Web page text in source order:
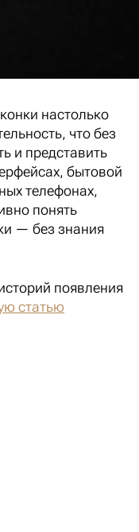
настолько
что без
и представить
бытовой
телефонах,
понять
— без знания
появления
статью